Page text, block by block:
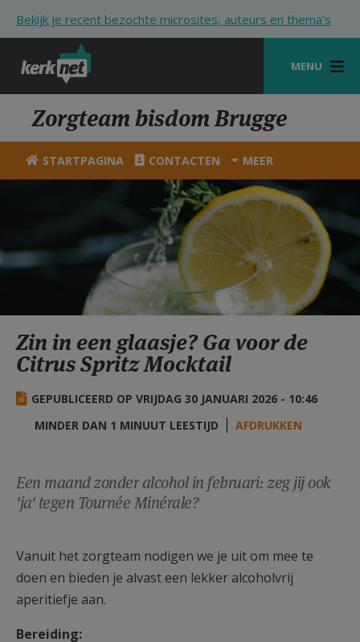
Bekijk je recent bezochte microsites, auteurs en thema's
MENU
STARTPAGINA
KERK
VIERINGEN
ZOEKEN
STARTPAGINA PORTAAL
MIJN PAROCHIE
AANMELDEN OF REGISTREREN
Zorgteam bisdom Brugge
STARTPAGINA CONTACTEN MEER
Zin in een glaasje? Ga voor de
Citrus Spritz Mocktail
GEPUBLICEERD OP VRIJDAG 30 JANUARI 2026 - 10:46
MINDER DAN 1 MINUUT LEESTIJD
AFDRUKKEN
Een maand zonder alcohol in februari: zeg jij ook
'ja' tegen Tournée Minérale?
Vanuit het zorgteam nodigen we je uit om mee te
doen en bieden je alvast een lekker alcoholvrij
aperitiefje aan.
Bereiding: